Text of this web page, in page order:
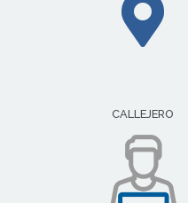
CALLEJERO